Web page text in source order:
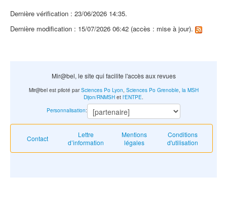
Dernière vérification : 23/06/2026 14:35.
Dernière modification : 15/07/2026 06:42 (accès : mise à jour).
Mir@bel, le site qui facilite l'accès aux revues
Contact
Lettre
d’information
Mentions
légales
Conditions
d'utilisation
Mir@bel est piloté parSciences Po Lyon Sciences Po Grenoble, la MSH
Dijon/RNMSH et l'ENTPE
Personnalisation: